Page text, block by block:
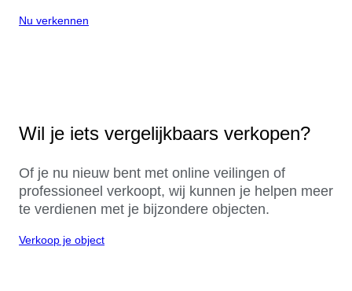
Nu verkennen
Wil je iets vergelijkbaars verkopen?
Of je nu nieuw bent met online veilingen of
professioneel verkoopt, wij kunnen je helpen meer
te verdienen met je bijzondere objecten.
Verkoop je object